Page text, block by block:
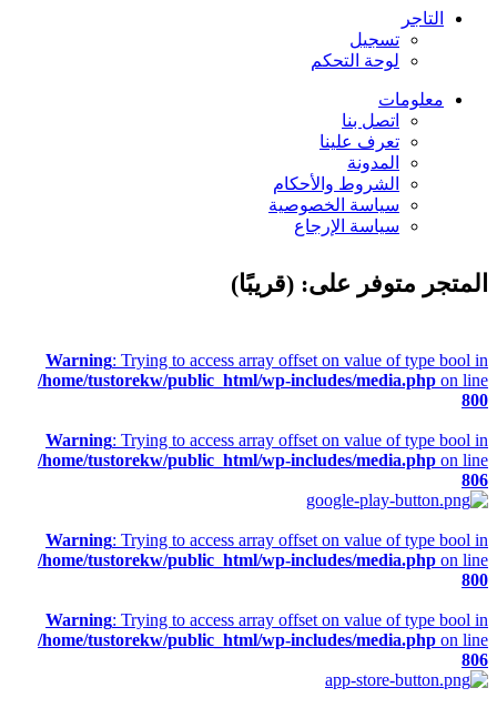
التاجر
تسجيل
لوحة التحكم
معلومات
اتصل بنا
تعرف علينا
المدونة
الشروط والأحكام
سياسة الخصوصية
سياسة الإرجاع
المتجر متوفر على: (قريبًا)
Warning: Trying to access array offset on value of type bool in
/home/tustorekw/public_html/wp-includes/media.php on line
800
Warning: Trying to access array offset on value of type bool in
/home/tustorekw/public_html/wp-includes/media.php on line
806
Warning: Trying to access array offset on value of type bool in
/home/tustorekw/public_html/wp-includes/media.php on line
800
Warning: Trying to access array offset on value of type bool in
/home/tustorekw/public_html/wp-includes/media.php on line
806